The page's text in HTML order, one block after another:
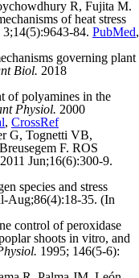
R, Fujita M.
of heat stress
84. PubMed,
governing plant
Biol. 2018
of polyamines in the
Physiol. 2000
, CrossRef
G, Tognetti VB,
F. ROS
2011 Jun;16(6):300-9.
species and stress
Aug;86(4):18-35. (In
control of peroxidase
shoots in vitro, and
1995; 146(5-6):